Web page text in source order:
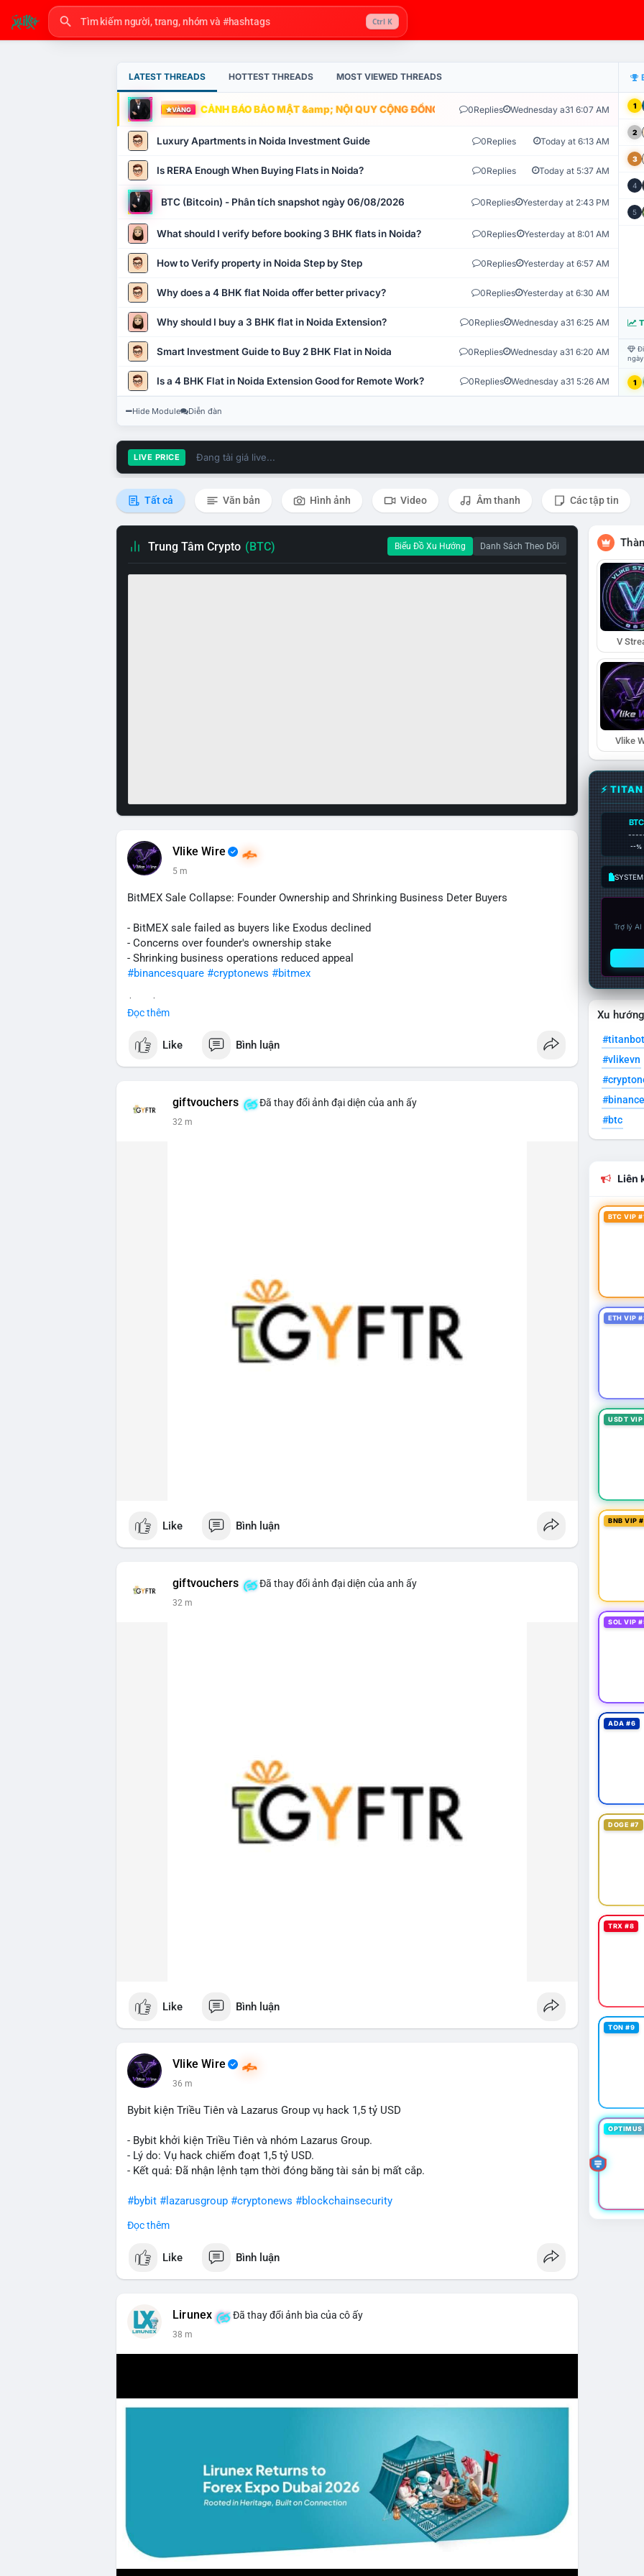
Ctrl K
LATEST THREADS HOTTEST THREADS MOST VIEWED THREADS
VÀNG CẢNH BÁO BẢO MẬT &amp; NỘI QUY CỘNG ĐỒNG VLIKE.VN: HỆ THỐNG GIÁM SÁT TỰ
0Replies Wednesday a31 6:07 AM
Luxury Apartments in Noida Investment Guide 0Replies Today at 6:13 AM
Is RERA Enough When Buying Flats in Noida? 0Replies Today at 5:37 AM
BTC (Bitcoin) - Phân tích snapshot ngày 06/08/2026 0Replies Yesterday at 2:43 PM
What should I verify before booking 3 BHK flats in Noida? 0Replies Yesterday at 8:01 AM
How to Verify property in Noida Step by Step 0Replies Yesterday at 6:57 AM
Why does a 4 BHK flat Noida offer better privacy? 0Replies Yesterday at 6:30 AM
Why should I buy a 3 BHK flat in Noida Extension? 0Replies Wednesday a31 6:25 AM
Smart Investment Guide to Buy 2 BHK Flat in Noida 0Replies Wednesday a31 6:20 AM
Is a 4 BHK Flat in Noida Extension Good for Remote Work? 0Replies Wednesday a31 5:26 AM
1
2
3
4
5
1
Hide Module Diễn đàn
LIVE PRICE Đang tải giá live...
Tất cả Văn bản Hình ảnh Video Âm thanh Các tập tin
Trung Tâm Crypto (BTC) Biểu Đồ Xu Hướng Danh Sách Theo Dõi
Vlike Wire
5 m
BitMEX Sale Collapse: Founder Ownership and Shrinking Business Deter Buyers
- BitMEX sale failed as buyers like Exodus declined
- Concerns over founder's ownership stake
- Shrinking business operations reduced appeal
#binancesquare #cryptonews #bitmex
📰 Nguồn: CoinDesk
Đọc thêm
Like Bình luận
giftvouchers Đã thay đổi ảnh đại diện của anh ấy
32 m
Like Bình luận
giftvouchers Đã thay đổi ảnh đại diện của anh ấy
32 m
Like Bình luận
Vlike Wire
36 m
Bybit kiện Triều Tiên và Lazarus Group vụ hack 1,5 tỷ USD
- Bybit khởi kiện Triều Tiên và nhóm Lazarus Group.
- Lý do: Vụ hack chiếm đoạt 1,5 tỷ USD.
- Kết quả: Đã nhận lệnh tạm thời đóng băng tài sản bị mất cắp.
#bybit #lazarusgroup #cryptonews #blockchainsecurity
$btc $eth
#vlikevn #titanbot
Đọc thêm
Like Bình luận
Lirunex Đã thay đổi ảnh bìa của cô ấy
38 m
V
Vlike
⚡
BTC
--%
Trợ lý
Xu
#titanbot
#vlikevn
#btc
Liên
BTC VIP
ETH VIP
USDT
BNB VIP
SOL VIP
ADA #6
DOGE #7
TRX #8
TON #9
OPTIMUS